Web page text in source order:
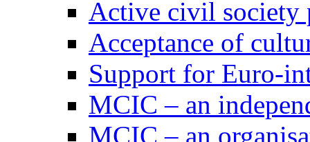
Active civil society
Acceptance of
Support for Euro-
MCIC – an
MCIC – an